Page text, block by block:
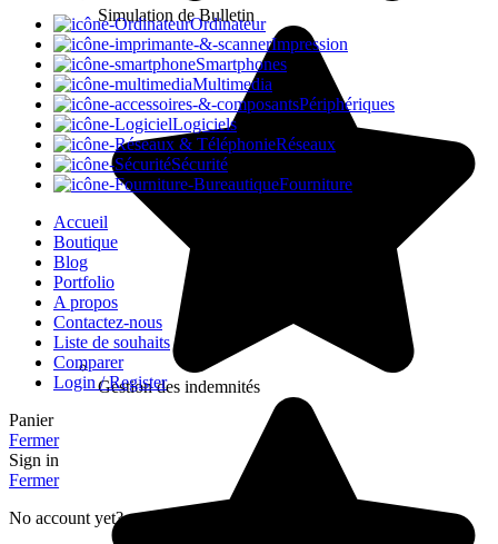
Simulation de Bulletin
Gestion des indemnités
Ordinateur
Impression
Smartphones
Multimedia
Périphériques
Logiciels
Réseaux
Sécurité
Fourniture
Accueil
Boutique
Blog
Portfolio
A propos
Contactez-nous
Liste de souhaits
Comparer
Login / Register
Panier
Fermer
Sign in
Fermer
No account yet?